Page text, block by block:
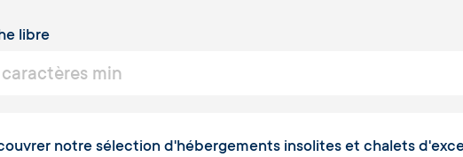
libre
notre sélection d'hébergements insolites et chalets